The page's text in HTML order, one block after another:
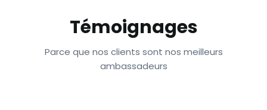
Témoignages
Parce que nos clients sont nos meilleurs
ambassadeurs